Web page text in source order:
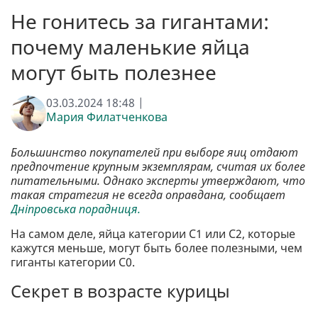
Не гонитесь за гигантами:
почему маленькие яйца
могут быть полезнее
03.03.2024 18:48 |
Мария Филатченкова
Большинство покупателей при выборе яиц отдают
предпочтение крупным экземплярам, считая их более
питательными. Однако эксперты утверждают, что
такая стратегия не всегда оправдана, сообщает
Дніпровська порадниця.
На самом деле, яйца категории С1 или С2, которые
кажутся меньше, могут быть более полезными, чем
гиганты категории С0.
Секрет в возрасте курицы